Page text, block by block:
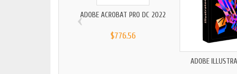
ADOBE ACROBAT PRO DC 2022
$776.56
ADOBE
‹